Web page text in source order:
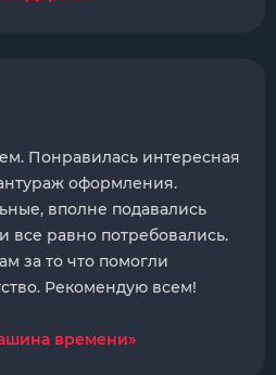
Понравилась интересная
оформления.
вполне подавались
все равно потребовались.
за то что помогли
Рекомендую всем!
времени»